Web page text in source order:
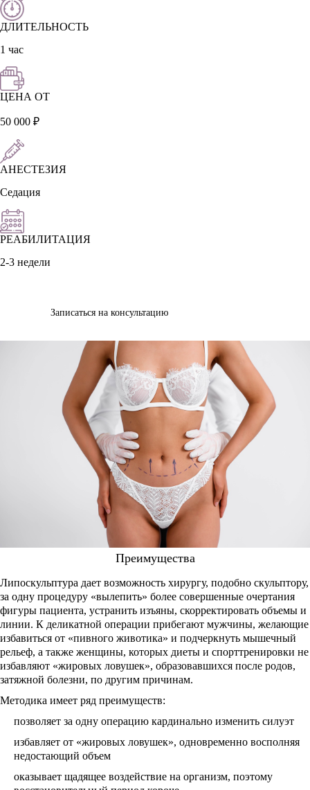
ДЛИТЕЛЬНОСТЬ
1 час
ЦЕНА ОТ
50 000 ₽
АНЕСТЕЗИЯ
Седация
РЕАБИЛИТАЦИЯ
2-3 недели
Записаться на консультацию
Преимущества
Липоскульптура дает возможность хирургу, подобно скульптору,
за одну процедуру «вылепить» более совершенные очертания
фигуры пациента, устранить изъяны, скорректировать объемы и
линии. К деликатной операции прибегают мужчины, желающие
избавиться от «пивного животика» и подчеркнуть мышечный
рельеф, а также женщины, которых диеты и спорттренировки не
избавляют «жировых ловушек», образовавшихся после родов,
затяжной болезни, по другим причинам.
Методика имеет ряд преимуществ:
позволяет за одну операцию кардинально изменить силуэт
избавляет от «жировых ловушек», одновременно восполняя
недостающий объем
оказывает щадящее воздействие на организм, поэтому